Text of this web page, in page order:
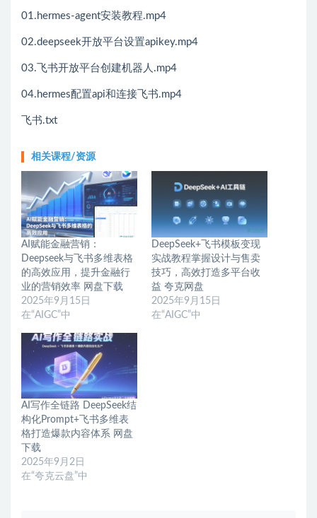
01.hermes-agent安装教程.mp4
02.deepseek开放平台设置apikey.mp4
03.飞书开放平台创建机器人.mp4
04.hermes配置api和连接飞书.mp4
飞书.txt
相关课程/资源
AI赋能金融营销：
Deepseek与飞书多维表格
的高效应用，提升金融行
业的营销效率 网盘下载
2025年9月15日
在“AIGC”中
DeepSeek+飞书模板变现
实战教程掌握设计与售卖
技巧，高效打造多平台收
益 夸克网盘
2025年9月15日
在“AIGC”中
AI写作全链路 DeepSeek结
构化Prompt+飞书多维表
格打造爆款内容体系 网盘
下载
2025年9月2日
在“夸克云盘”中